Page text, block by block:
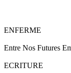
ENFERME
Entre Nos Futures
ECRITURE